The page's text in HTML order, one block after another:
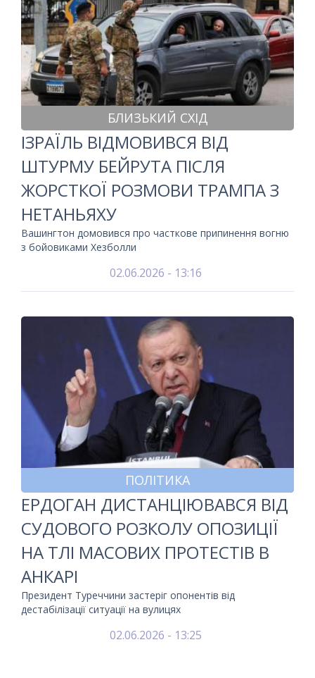
БЛИЗЬКИЙ СХІД
ІЗРАЇЛЬ ВІДМОВИВСЯ ВІД
ШТУРМУ БЕЙРУТА ПІСЛЯ
ЖОРСТКОЇ РОЗМОВИ ТРАМПА З
НЕТАНЬЯХУ
Вашингтон домовився про часткове припинення вогню
з бойовиками Хезболли
02.06.2026 - 13:16
ПОЛІТИКА
ЕРДОГАН ДИСТАНЦІЮВАВСЯ ВІД
СУДОВОГО РОЗКОЛУ ОПОЗИЦІЇ
НА ТЛІ МАСОВИХ ПРОТЕСТІВ В
АНКАРІ
Президент Туреччини застеріг опонентів від
дестабілізації ситуації на вулицях
02.06.2026 - 13:25